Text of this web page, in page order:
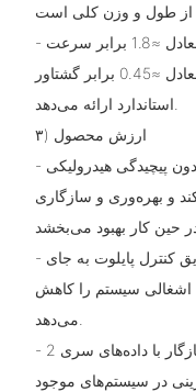
- در حالت دو سرعته، موتور با سرعتی معادل ≈1.8 برابر سرعت
استاندارد کار می‌کند و گشتاوری معادل ≈0.45 برابر گشتاور
۳) ارزش محصول
- انعطاف‌پذیری عملیاتی (دو سرعته) را بدون پیچیدگی هیدرولیکی
و بهره‌وری و سازگاری
- با امکان تغییر سرعت/گشتاور از طریق کنترل پایلوت به جای
اشغالی سیستم را کاهش
- سازگار با داده‌های سری 2K استاندارد، ساده‌سازی ادغام و